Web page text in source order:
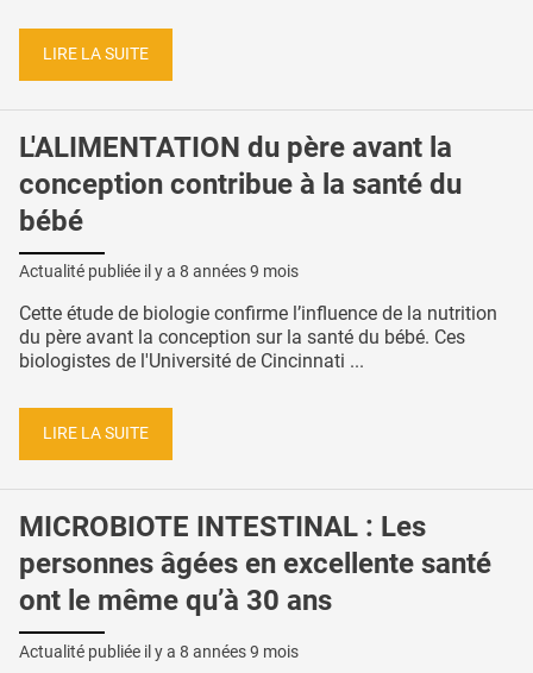
LIRE LA SUITE
L'ALIMENTATION du père avant la
conception contribue à la santé du
bébé
Actualité publiée il y a 8 années 9 mois
Cette étude de biologie confirme l’influence de la nutrition
du père avant la conception sur la santé du bébé. Ces
biologistes de l'Université de Cincinnati ...
LIRE LA SUITE
MICROBIOTE INTESTINAL : Les
personnes âgées en excellente santé
ont le même qu’à 30 ans
Actualité publiée il y a 8 années 9 mois